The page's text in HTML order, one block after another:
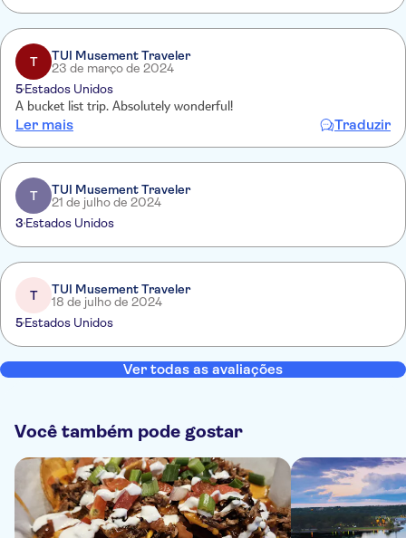
T
TUI Musement Traveler
23 de março de 2024
5Estados Unidos
A bucket list trip. Absolutely wonderful!
Ler mais Traduzir
T
TUI Musement Traveler
21 de julho de 2024
3 Estados Unidos
T
TUI Musement Traveler
18 de julho de 2024
5Estados Unidos
Ver todas as avaliações
Você também pode gostar